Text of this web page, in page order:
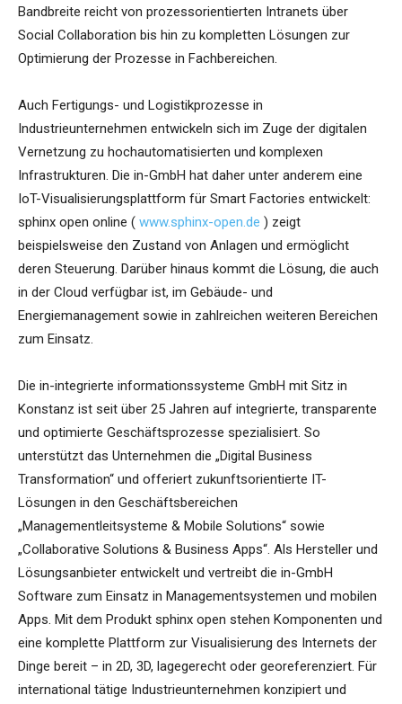
Bandbreite reicht von prozessorientierten Intranets über
Social Collaboration bis hin zu kompletten Lösungen zur
Optimierung der Prozesse in Fachbereichen.
Auch Fertigungs- und Logistikprozesse in
Industrieunternehmen entwickeln sich im Zuge der digitalen
Vernetzung zu hochautomatisierten und komplexen
Infrastrukturen. Die in-GmbH hat daher unter anderem eine
IoT-Visualisierungsplattform für Smart Factories entwickelt:
sphinx open online ( www.sphinx-open.de ) zeigt
beispielsweise den Zustand von Anlagen und ermöglicht
deren Steuerung. Darüber hinaus kommt die Lösung, die auch
in der Cloud verfügbar ist, im Gebäude- und
Energiemanagement sowie in zahlreichen weiteren Bereichen
zum Einsatz.
Die in-integrierte informationssysteme GmbH mit Sitz in
Konstanz ist seit über 25 Jahren auf integrierte, transparente
und optimierte Geschäftsprozesse spezialisiert. So
unterstützt das Unternehmen die „Digital Business
Transformation“ und offeriert zukunftsorientierte IT-
Lösungen in den Geschäftsbereichen
„Managementleitsysteme & Mobile Solutions“ sowie
„Collaborative Solutions & Business Apps“. Als Hersteller und
Lösungsanbieter entwickelt und vertreibt die in-GmbH
Software zum Einsatz in Managementsystemen und mobilen
Apps. Mit dem Produkt sphinx open stehen Komponenten und
eine komplette Plattform zur Visualisierung des Internets der
Dinge bereit – in 2D, 3D, lagegerecht oder georeferenziert. Für
international tätige Industrieunternehmen konzipiert und